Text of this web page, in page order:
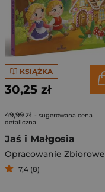
KSIĄŻKA
30,25 zł
49,99 zł - sugerowana cena
detaliczna
Jaś i Małgosia
Opracowanie Zbiorowe
7,4 (8)